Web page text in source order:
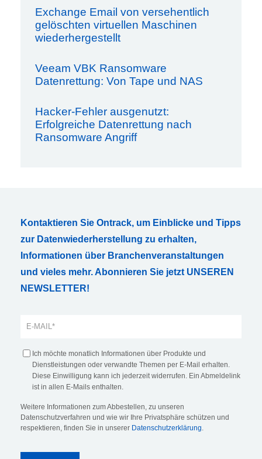
Exchange Email von versehentlich
gelöschten virtuellen Maschinen
wiederhergestellt
Veeam VBK Ransomware
Datenrettung: Von Tape und NAS
Hacker-Fehler ausgenutzt:
Erfolgreiche Datenrettung nach
Ransomware Angriff
Kontaktieren Sie Ontrack, um Einblicke und Tipps
zur Datenwiederherstellung zu erhalten,
Informationen über Branchenveranstaltungen
und vieles mehr. Abonnieren Sie jetzt UNSEREN
NEWSLETTER!
Ich möchte monatlich Informationen über Produkte und
Dienstleistungen oder verwandte Themen per E-Mail erhalten.
Diese Einwilligung kann ich jederzeit widerrufen. Ein Abmeldelink
ist in allen E-Mails enthalten.
Weitere Informationen zum Abbestellen, zu unseren
Datenschutzverfahren und wie wir Ihre Privatsphäre schützen und
respektieren, finden Sie in unserer Datenschutzerklärung.